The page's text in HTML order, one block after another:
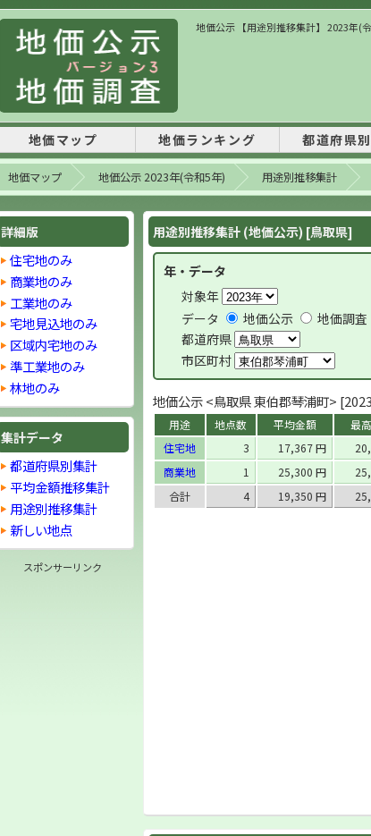
地価公示 【用途別推移集計】 2023年(
地価マップ 地価ランキング 都道府県
地価マップ 地価公示 2023年(令和5年) 用途別推移集計
用途別推移集計 (地価公示) [鳥取県]
年・データ
対象年
データ
地価公示
地価調査
都道府県
市区町村
地価公示 <鳥取県 東伯郡琴浦町>
用途 地点数 平均金額 最
住宅地
3 17,367 円
商業地
1 25,300 円
合計
4 19,350 円
詳細版
住宅地のみ
商業地のみ
工業地のみ
宅地見込地のみ
区域内宅地のみ
準工業地のみ
林地のみ
集計データ
都道府県別集計
平均金額推移集計
用途別推移集計
新しい地点
スポンサーリンク